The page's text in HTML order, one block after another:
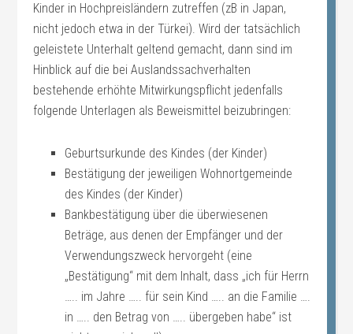
Kinder in Hochpreisländern zutreffen (zB in Japan,
nicht jedoch etwa in der Türkei). Wird der tatsächlich
geleistete Unterhalt geltend gemacht, dann sind im
Hinblick auf die bei Auslandssachverhalten
bestehende erhöhte Mitwirkungspflicht jedenfalls
folgende Unterlagen als Beweismittel beizubringen:
Geburtsurkunde des Kindes (der Kinder)
Bestätigung der jeweiligen Wohnortgemeinde
des Kindes (der Kinder)
Bankbestätigung über die überwiesenen
Beträge, aus denen der Empfänger und der
Verwendungszweck hervorgeht (eine
„Bestätigung“ mit dem Inhalt, dass „ich für Herrn
….. im Jahre ….. für sein Kind ….. an die Familie ….
in ….. den Betrag von ….. übergeben habe“ ist